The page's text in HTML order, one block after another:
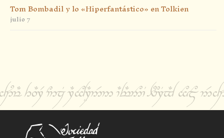
Tom Bombadil y lo «Hiperfantástico» en Tolkien
julio 7